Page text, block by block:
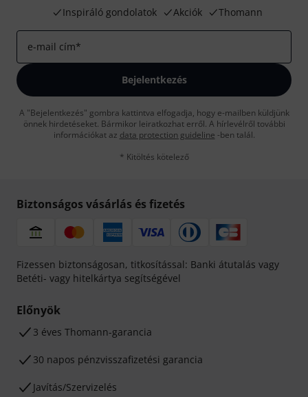
Inspiráló gondolatok
Akciók Thomann
e-mail cím*
Bejelentkezés
A "Bejelentkezés" gombra kattintva elfogadja, hogy e-mailben küldjünk
önnek hirdetéseket. Bármikor leiratkozhat erről. A hírlevélről további
információkat az data protection guideline -ben talál.
* Kitöltés kötelező
Biztonságos vásárlás és fizetés
Fizessen biztonságosan, titkosítással: Banki átutalás vagy
Betéti- vagy hitelkártya segítségével
Előnyök
3 éves Thomann-garancia
30 napos pénzvisszafizetési garancia
Javítás/Szervizelés